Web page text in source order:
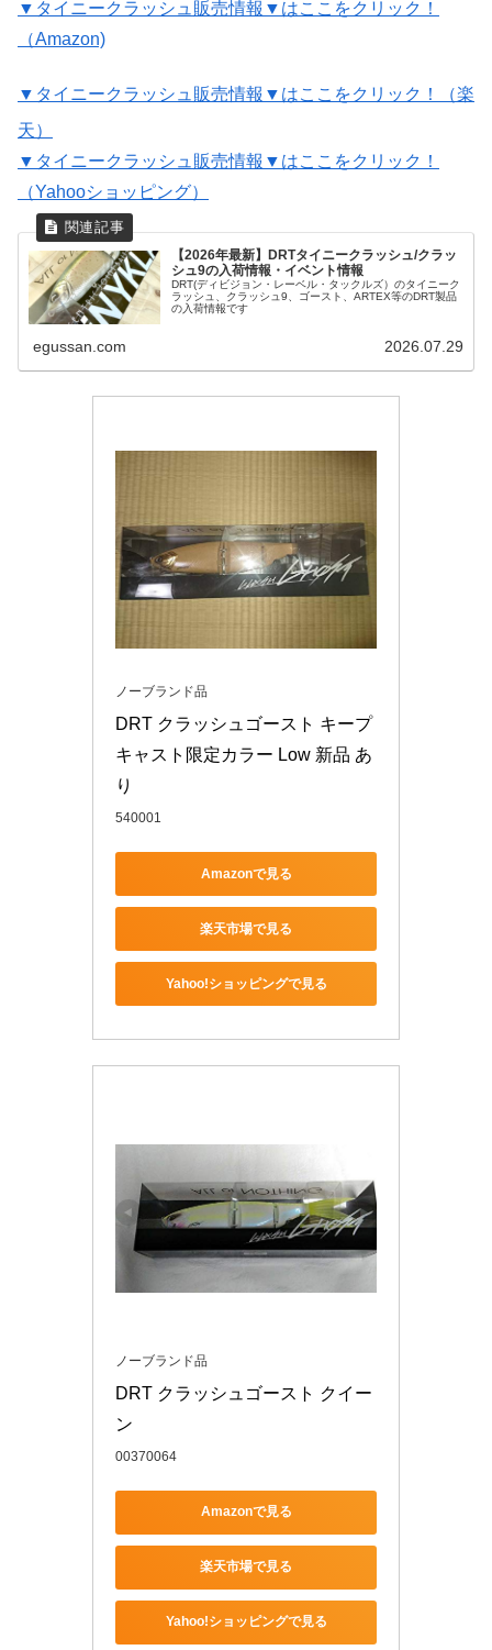
▼タイニークラッシュ販売情報▼はここをクリック！
（Amazon)
▼タイニークラッシュ販売情報▼はここをクリック！（楽
天）
▼タイニークラッシュ販売情報▼はここをクリック！
（Yahooショッピング）
【2026年最新】DRTタイニークラッシュ/クラッ
シュ9の入荷情報・イベント情報
DRT(ディビジョン・レーベル・タックルズ）のタイニーク
ラッシュ、クラッシュ9、ゴースト、ARTEX等のDRT製品
の入荷情報です
egussan.com 2026.07.29
ノーブランド品
DRT クラッシュゴースト キープ
キャスト限定カラー Low 新品 あ
り
540001
Amazonで見る
楽天市場で見る
Yahoo!ショッピングで見る
ノーブランド品
DRT クラッシュゴースト クイー
ン
00370064
Amazonで見る
楽天市場で見る
Yahoo!ショッピングで見る